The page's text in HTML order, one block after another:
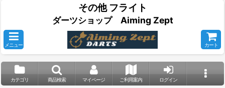
その他 フライト
ダーツショップ Aiming Zept
メニュー カート
カテゴリ 商品検索 マイページ ご利用案内 ログイン